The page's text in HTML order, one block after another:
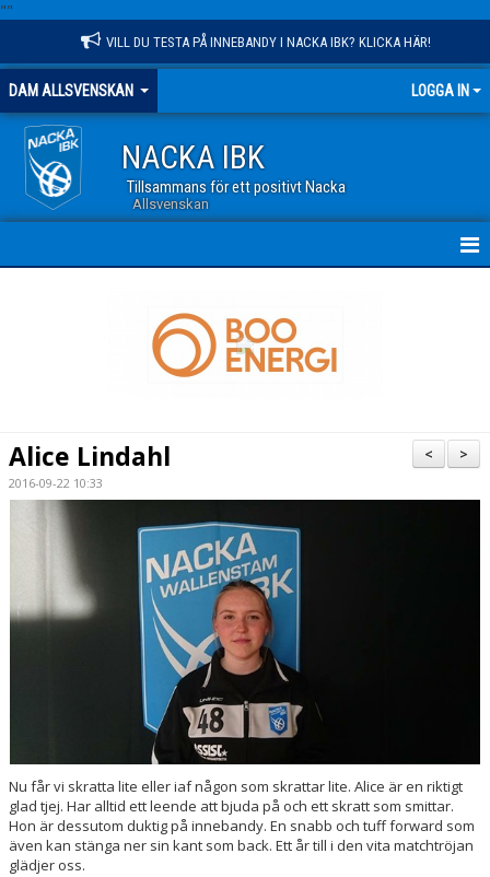
""
VILL DU TESTA PÅ INNEBANDY I NACKA IBK? KLICKA HÄR!
DAM ALLSVENSKAN LOGGA IN
NACKA IBK
Tillsammans för ett positivt Nacka
Allsvenskan
MATCHER
KONTAKT
>
<
Alice Lindahl
2016-09-22 10:33
Nu får vi skratta lite eller iaf någon som skrattar lite. Alice är en riktigt
glad tjej. Har alltid ett leende att bjuda på och ett skratt som smittar.
Hon är dessutom duktig på innebandy. En snabb och tuff forward som
även kan stänga ner sin kant som back. Ett år till i den vita matchtröjan
glädjer oss.